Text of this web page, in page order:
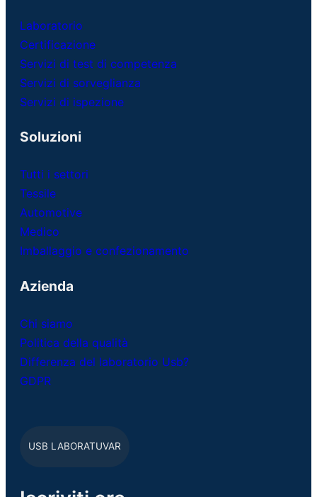
Laboratorio
Certificazione
Servizi di test di competenza
Servizi di sorveglianza
Servizi di ispezione
Soluzioni
Tutti i settori
Tessile
Automotive
Medico
Imballaggio e confezionamento
Azienda
Chi siamo
Politica della qualità
Differenza del laboratorio Usb?
GDPR
USB LABORATUVAR